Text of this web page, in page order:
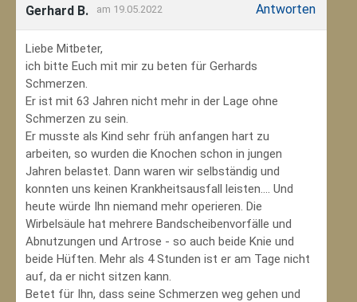
Gerhard B. am 19.05.2022 Antworten
Liebe Mitbeter,
ich bitte Euch mit mir zu beten für Gerhards
Schmerzen.
Er ist mit 63 Jahren nicht mehr in der Lage ohne
Schmerzen zu sein.
Er musste als Kind sehr früh anfangen hart zu
arbeiten, so wurden die Knochen schon in jungen
Jahren belastet. Dann waren wir selbständig und
konnten uns keinen Krankheitsausfall leisten.... Und
heute würde Ihn niemand mehr operieren. Die
Wirbelsäule hat mehrere Bandscheibenvorfälle und
Abnutzungen und Artrose - so auch beide Knie und
beide Hüften. Mehr als 4 Stunden ist er am Tage nicht
auf, da er nicht sitzen kann.
Betet für Ihn, dass seine Schmerzen weg gehen und